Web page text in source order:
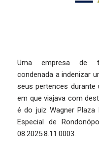
Uma empresa de
condenada a indenizar
seus pertences
em que viajava com
é do juiz Wagner Plaza
Especial de
08.2025.8.11.0003.